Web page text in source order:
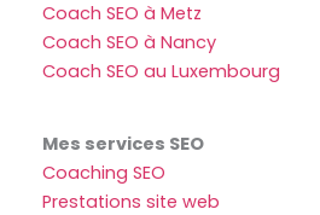
Coach SEO à Metz
Coach SEO à Nancy
Coach SEO au Luxembourg
Mes services SEO
Coaching SEO
Prestations site web